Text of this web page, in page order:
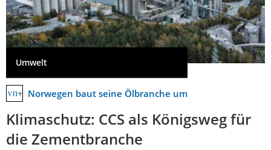
Umwelt
Norwegen baut seine Ölbranche um
Klimaschutz: CCS als Königsweg für
die Zementbranche